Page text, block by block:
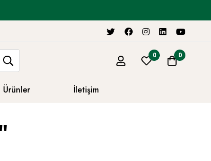
0 0
Ürünler İletişim